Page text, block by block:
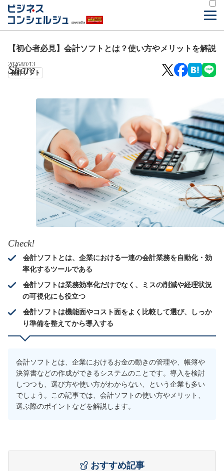
【初心者必見】会計ソフトとは？使い方やメリットを解説
2026/03/13
会計ソフト
Share
Check!
会計ソフトとは、企業における一連の会計業務を自動化・効
率化するツールである
会計ソフトは業務効率化だけでなく、ミスの削減や経理状況
の可視化にも役立つ
会計ソフトは機能面やコスト面をよく比較して選び、しっか
り準備を整えてから導入する
会計ソフトとは、企業におけるお金の動きの管理や、帳簿や
決算書などの作成ができるシステムのことです。導入を検討
しつつも、選び方や使い方がわからない、という企業も多い
でしょう。この記事では、会計ソフトの使い方やメリット、
選ぶ際のポイントなどを解説します。
おすすめ記事